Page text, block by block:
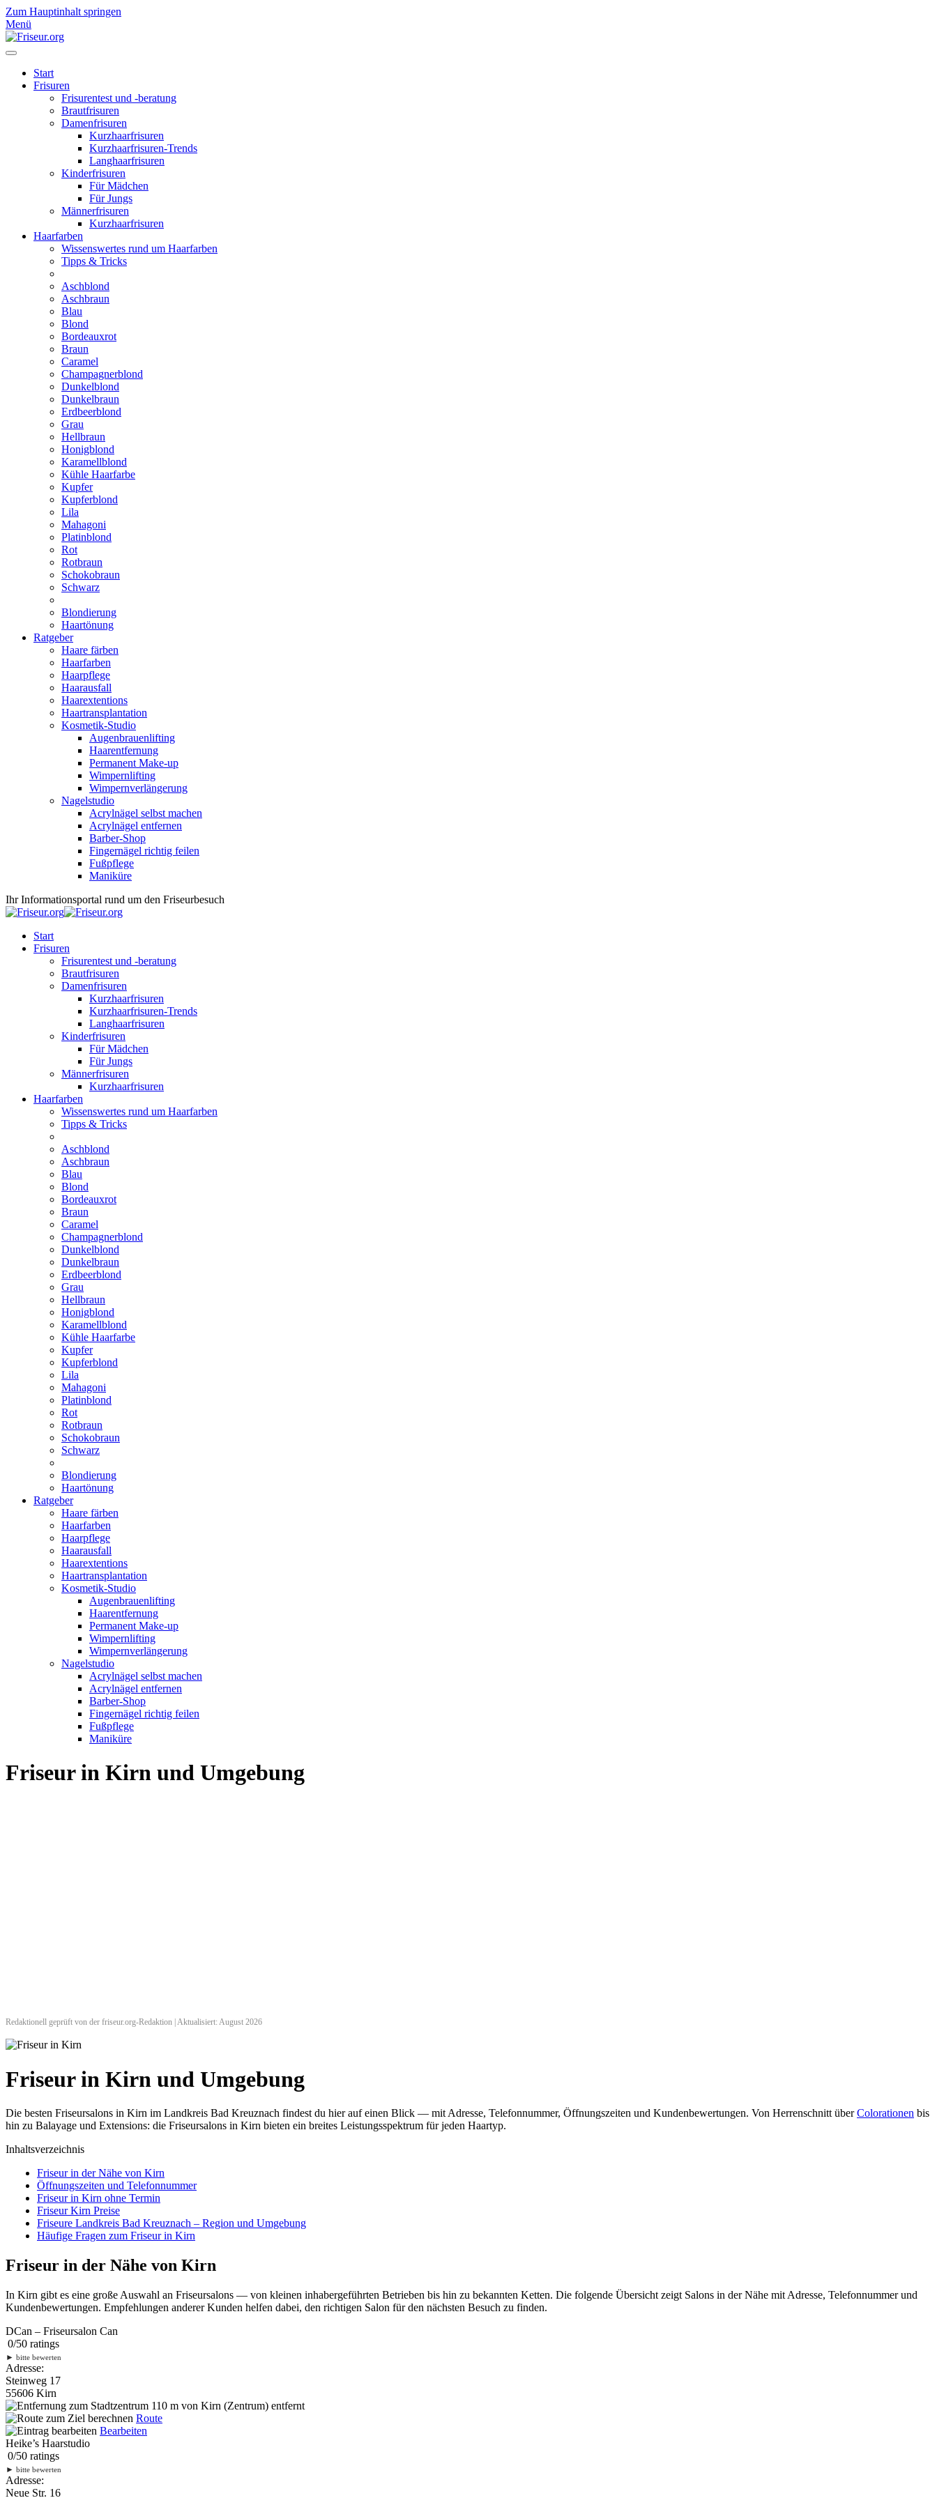
Zum Hauptinhalt springen
Menü
Start
Frisuren
Frisurentest und -beratung
Brautfrisuren
Damenfrisuren
Kurzhaarfrisuren
Kurzhaarfrisuren-Trends
Langhaarfrisuren
Kinderfrisuren
Für Mädchen
Für Jungs
Männerfrisuren
Kurzhaarfrisuren
Haarfarben
Wissenswertes rund um Haarfarben
Tipps & Tricks
Aschblond
Aschbraun
Blau
Blond
Bordeauxrot
Braun
Caramel
Champagnerblond
Dunkelblond
Dunkelbraun
Erdbeerblond
Grau
Hellbraun
Honigblond
Karamellblond
Kühle Haarfarbe
Kupfer
Kupferblond
Lila
Mahagoni
Platinblond
Rot
Rotbraun
Schokobraun
Schwarz
Blondierung
Haartönung
Ratgeber
Haare färben
Haarfarben
Haarpflege
Haarausfall
Haarextentions
Haartransplantation
Kosmetik-Studio
Augenbrauenlifting
Haarentfernung
Permanent Make-up
Wimpernlifting
Wimpernverlängerung
Nagelstudio
Acrylnägel selbst machen
Acrylnägel entfernen
Barber-Shop
Fingernägel richtig feilen
Fußpflege
Maniküre
Ihr Informationsportal rund um den Friseurbesuch
Start
Frisuren
Frisurentest und -beratung
Brautfrisuren
Damenfrisuren
Kurzhaarfrisuren
Kurzhaarfrisuren-Trends
Langhaarfrisuren
Kinderfrisuren
Für Mädchen
Für Jungs
Männerfrisuren
Kurzhaarfrisuren
Haarfarben
Wissenswertes rund um Haarfarben
Tipps & Tricks
Aschblond
Aschbraun
Blau
Blond
Bordeauxrot
Braun
Caramel
Champagnerblond
Dunkelblond
Dunkelbraun
Erdbeerblond
Grau
Hellbraun
Honigblond
Karamellblond
Kühle Haarfarbe
Kupfer
Kupferblond
Lila
Mahagoni
Platinblond
Rot
Rotbraun
Schokobraun
Schwarz
Blondierung
Haartönung
Ratgeber
Haare färben
Haarfarben
Haarpflege
Haarausfall
Haarextentions
Haartransplantation
Kosmetik-Studio
Augenbrauenlifting
Haarentfernung
Permanent Make-up
Wimpernlifting
Wimpernverlängerung
Nagelstudio
Acrylnägel selbst machen
Acrylnägel entfernen
Barber-Shop
Fingernägel richtig feilen
Fußpflege
Maniküre
Friseur in Kirn und Umgebung
Redaktionell geprüft von der friseur.org-Redaktion | Aktualisiert: August 2026
Friseur in Kirn und Umgebung
Die besten Friseursalons in Kirn im Landkreis Bad Kreuznach findest du hier auf einen Blick — mit Adresse, Telefonnummer, Öffnungszeiten und Kundenbewertungen. Von Herrenschnitt überColorationen bis
hin zu Balayage und Extensions: die Friseursalons in Kirn bieten ein breites Leistungsspektrum für jeden Haartyp.
Inhaltsverzeichnis
Friseur in der Nähe von Kirn
Öffnungszeiten und Telefonnummer
Friseur in Kirn ohne Termin
Friseur Kirn Preise
Friseure Landkreis Bad Kreuznach – Region und Umgebung
Häufige Fragen zum Friseur in Kirn
Friseur in der Nähe von Kirn
In Kirn gibt es eine große Auswahl an Friseursalons — von kleinen inhabergeführten Betrieben bis hin zu bekannten Ketten. Die folgende Übersicht zeigt Salons in der Nähe mit Adresse, Telefonnummer und
Kundenbewertungen. Empfehlungen anderer Kunden helfen dabei, den richtigen Salon für den nächsten Besuch zu finden.
DCan – Friseursalon Can
0/50 ratings
► bitte bewerten
Adresse:
Steinweg 17
55606 Kirn
110 m von Kirn (Zentrum) entfernt
Route
Bearbeiten
Heike’s Haarstudio
0/50 ratings
► bitte bewerten
Adresse:
Neue Str. 16